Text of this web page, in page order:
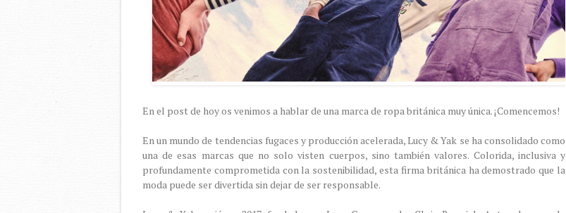
En el post de hoy os venimos a hablar de una marca de ropa británica muy única. ¡Comencemos!
En un mundo de tendencias fugaces y producción acelerada, Lucy & Yak se ha consolidado como
una de esas marcas que no solo visten cuerpos, sino también valores. Colorida, inclusiva y
profundamente comprometida con la sostenibilidad, esta firma británica ha demostrado que la
moda puede ser divertida sin dejar de ser responsable.